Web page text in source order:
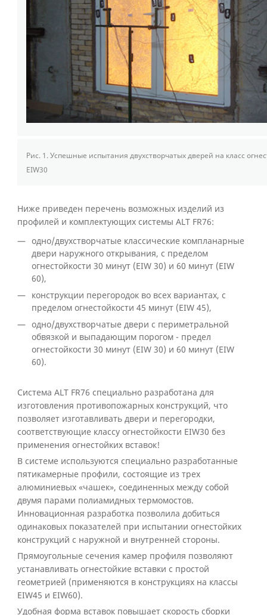
Рис. 1.Успешные испытания двухстворчатых дверей на класс
EIW30
Ниже приведен перечень возможных изделий из
профилей и комплектующих системы ALT FR76:
одно/двухстворчатые классические компланарные
двери наружного открывания, с пределом
огнестойкости 30 минут (EIW 30) и 60 минут (EIW
60),
конструкции перегородок во всех вариантах, с
пределом огнестойкости 45 минут (EIW 45),
одно/двухстворчатые двери с периметральной
обвязкой и выпадающим порогом - предел
огнестойкости 30 минут (EIW 30) и 60 минут (EIW
60).
Система ALT FR76 специально разработана для
изготовления противопожарных конструкций, что
позволяет изготавливать двери и перегородки,
соответствующие классу огнестойкости EIW30 без
применения огнестойких вставок!
В системе используются специально разработанные
пятикамерные профили, состоящие из трех
алюминиевых «чашек», соединенных между собой
двумя парами полиамидных термомостов.
Инновационная разработка позволила добиться
одинаковых показателей при испытании огнестойких
конструкций с наружной и внутренней стороны.
Прямоугольные сечения камер профиля позволяют
устанавливать огнестойкие вставки с простой
геометрией (применяются в конструкциях на классы
EIW45 и EIW60).
Удобная форма вставок повышает скорость сборки